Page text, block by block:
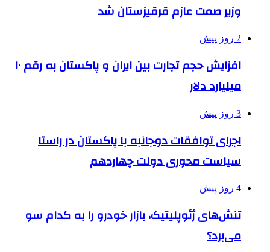
وزیر صمت عازم قرقیزستان شد
2 روز پیش
افزایش حجم تجارت بین ایران و پاکستان به رقم ۱۰
میلیارد دلار
3 روز پیش
اجرای توافقات دوجانبه با پاکستان در راستا
سیاست محوری دولت چهاردهم
4 روز پیش
تنش‌های ژئوپلیتیک، بازار خودرو را به کدام سو
می‌برد؟